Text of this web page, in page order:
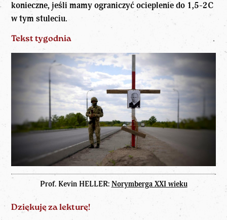
konieczne, jeśli mamy ograniczyć ocieplenie do 1,5-2C
w tym stuleciu.
Tekst tygodnia
Prof. Kevin HELLER: Norymberga XXI wieku
Dziękuję za lekturę!